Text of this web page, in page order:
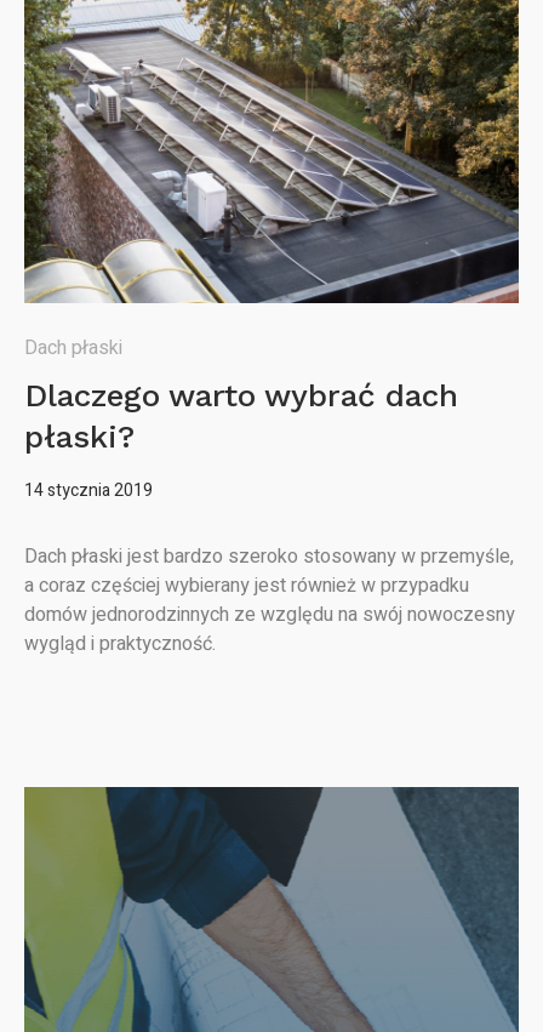
Dach płaski
Dlaczego warto wybrać dach
płaski?
14 stycznia 2019
Dach płaski jest bardzo szeroko stosowany w przemyśle,
a coraz częściej wybierany jest również w przypadku
domów jednorodzinnych ze względu na swój nowoczesny
wygląd i praktyczność.